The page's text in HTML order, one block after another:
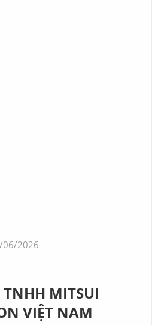
06/2026
TNHH MITSUI
VIỆT NAM